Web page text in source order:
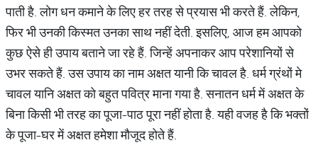
पाती है. लोग धन कमाने के लिए हर तरह से प्रयास भी करते हैं. लेकिन,
फिर भी उनकी किस्मत उनका साथ नहीं देती. इसलिए, आज हम आपको
कुछ ऐसे ही उपाय बताने जा रहे हैं. जिन्हें अपनाकर आप परेशानियों से
उभर सकते हैं. उस उपाय का नाम अक्षत यानी कि चावल है. धर्म ग्रंथों मे
चावल यानि अक्षत को बहुत पवित्र माना गया है. सनातन धर्म में अक्षत के
बिना किसी भी तरह का पूजा-पाठ पूरा नहीं होता है. यही वजह है कि भक्तों
के पूजा-घर में अक्षत हमेशा मौजूद होते हैं.